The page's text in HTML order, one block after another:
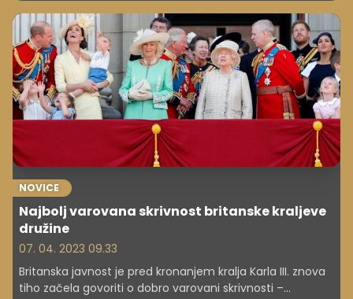
organizacijam.
NOVICE
Najbolj varovana skrivnost britanske kraljeve
družine
07. 04. 2023 09.33
Britanska javnost je pred kronanjem kralja Karla III. znova
tiho začela govoriti o dobro varovani skrivnosti –